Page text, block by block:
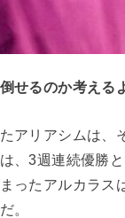
せるのか考える
アリアシムは、
、3週連続優勝
ったアルカラス
。